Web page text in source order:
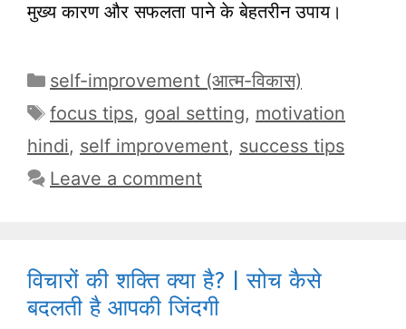
मुख्य कारण और सफलता पाने के बेहतरीन उपाय।
Categories
self-improvement (आत्म-विकास)
Tags
focus tips, goal setting, motivation
hindi, self improvement, success tips
Leave a comment
विचारों की शक्ति क्या है? | सोच कैसे
बदलती है आपकी जिंदगी